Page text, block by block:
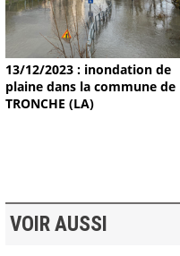
13/12/2023 : inondation de
plaine dans la commune de
TRONCHE (LA)
VOIR AUSSI